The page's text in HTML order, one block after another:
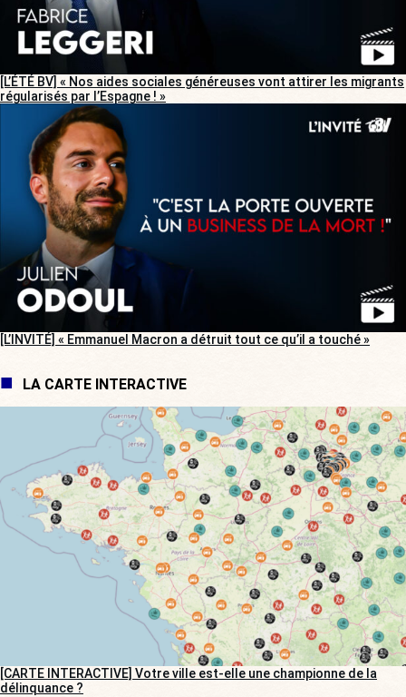
[L’ÉTÉ BV] « Nos aides sociales généreuses vont attirer les migrants
régularisés par l’Espagne ! »
[L’INVITÉ] « Emmanuel Macron a détruit tout ce qu’il a touché »
LA CARTE INTERACTIVE
[CARTE INTERACTIVE] Votre ville est-elle une championne de la
délinquance ?